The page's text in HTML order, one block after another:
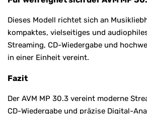
Dieses Modell richtet sich an
kompaktes, vielseitiges und
Streaming, CD-Wiedergabe und
in einer Einheit vereint.
Fazit
Der AVM MP 30.3 vereint moderne
CD-Wiedergabe und präzise Digital-